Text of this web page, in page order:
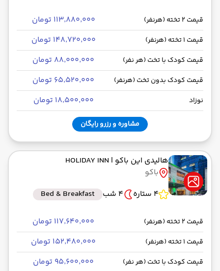
قیمت 2 تخته (هرنفر) ۱۱۳٬۸۸۰٬۰۰۰ تومان
قیمت 1 تخته (هرنفر) ۱۴۸٬۷۲۰٬۰۰۰ تومان
قیمت کودک با تخت (هر نفر) ۸۸٬۰۰۰٬۰۰۰ تومان
قیمت کودک بدون تخت (هرنفر) ۶۵٬۵۲۰٬۰۰۰ تومان
نوزاد ۱۸٬۵۰۰٬۰۰۰ تومان
مشاوره و رزرو رایگان
هالیدی این باکو | HOLIDAY INN
باکو
4 ستاره
4 شب Bed & Breakfast
قیمت 2 تخته (هرنفر) ۱۱۷٬۶۴۰٬۰۰۰ تومان
قیمت 1 تخته (هرنفر) ۱۵۲٬۴۸۰٬۰۰۰ تومان
قیمت کودک با تخت (هر نفر) ۹۵٬۶۰۰٬۰۰۰ تومان